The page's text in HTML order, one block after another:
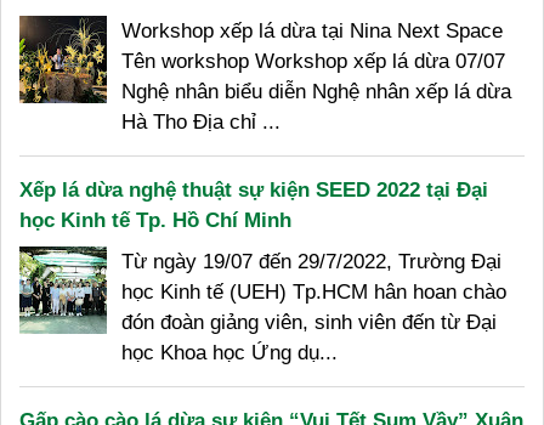
Workshop xếp lá dừa tại Nina Next Space
Tên workshop Workshop xếp lá dừa 07/07
Nghệ nhân biểu diễn Nghệ nhân xếp lá dừa
Hà Tho Địa chỉ ...
Xếp lá dừa nghệ thuật sự kiện SEED 2022 tại Đại
học Kinh tế Tp. Hồ Chí Minh
Từ ngày 19/07 đến 29/7/2022, Trường Đại
học Kinh tế (UEH) Tp.HCM hân hoan chào
đón đoàn giảng viên, sinh viên đến từ Đại
học Khoa học Ứng dụ...